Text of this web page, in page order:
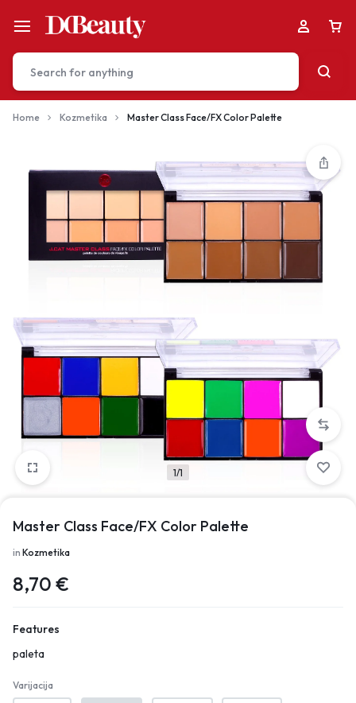
Your bag is empty
Don't miss out on great deals! Start shopping or
Sign in to view products added.
Shop What's New
Sign in
Home Kozmetika Master Class Face/FX Color Palette
1/1
Master Class Face/FX Color Palette
in Kozmetika
8,70 €
Features
paleta
Varijacija